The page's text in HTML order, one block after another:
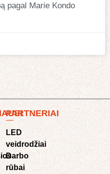
pagal Marie Kondo
PARTNERIAI
LED
veidrodžiai
Darbo
rūbai